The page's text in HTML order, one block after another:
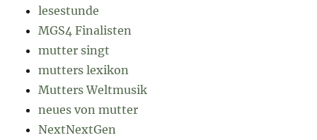
lesestunde
MGS4 Finalisten
mutter singt
mutters lexikon
Mutters Weltmusik
neues von mutter
NextNextGen